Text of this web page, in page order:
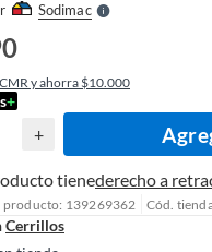
SodimacS
y ahorra $10.000
+
+
tienederecho a
producto: 139269362 Cód.
Cerrillos